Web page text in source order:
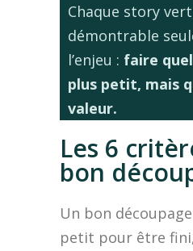
Chaque story
démontrable
l’enjeu : faire
plus petit, mais
valeur.
Les 6
bon
Un bon
petit pour être